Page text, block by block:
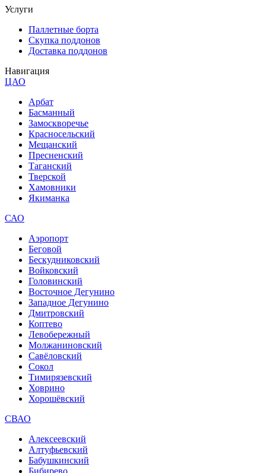
Услуги
Паллетные борта
Скупка поддонов
Доставка поддонов
Навигация
ЦАО
Арбат
Басманный
Замоскворечье
Красносельский
Мещанский
Пресненский
Таганский
Тверской
Хамовники
Якиманка
САО
Аэропорт
Беговой
Бескудниковский
Войковский
Головинский
Восточное Дегунино
Западное Дегунино
Дмитровский
Коптево
Левобережный
Молжаниновский
Савёловский
Сокол
Тимирязевский
Ховрино
Хорошёвский
СВАО
Алексеевский
Алтуфьевский
Бабушкинский